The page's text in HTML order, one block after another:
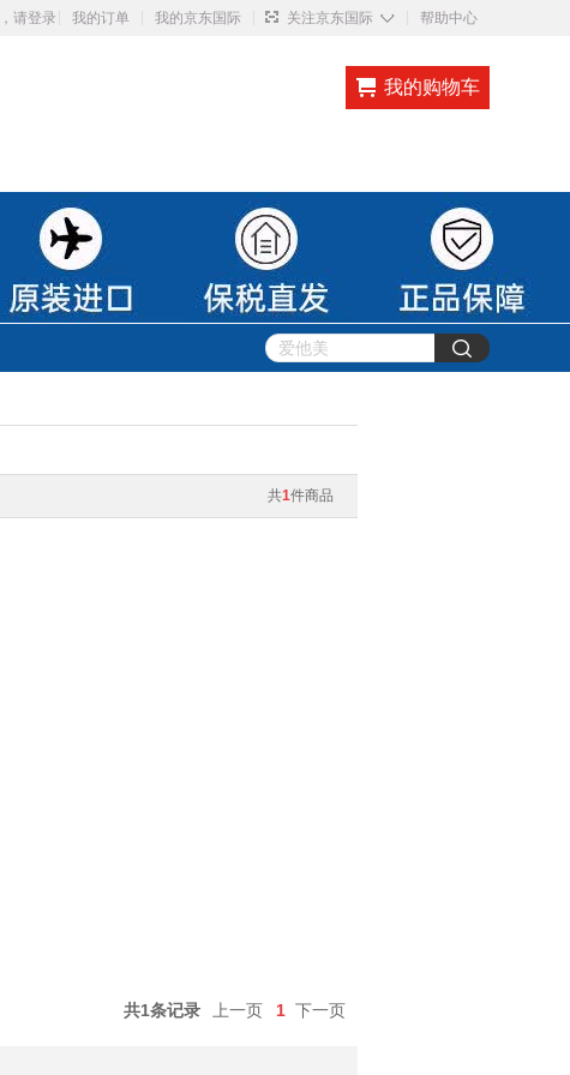
请登录 我的订单 我的京东国际 关注京东国际 ◇ 帮助中心
我的购物车
共1件商品
共1条记录 上一页 1 下一页